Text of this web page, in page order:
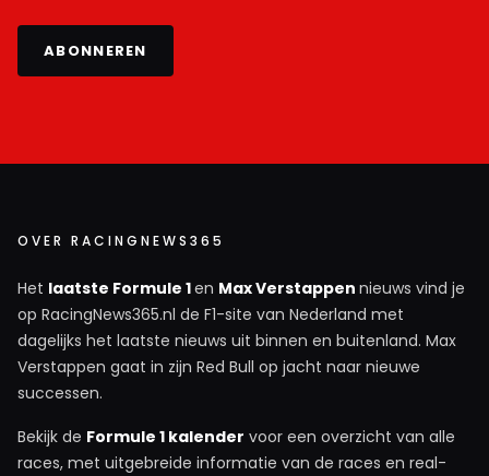
ABONNEREN
OVER RACINGNEWS365
Het laatste Formule 1en Max Verstappen nieuws vind je
op RacingNews365.nl de F1-site van Nederland met
dagelijks het laatste nieuws uit binnen en buitenland. Max
Verstappen gaat in zijn Red Bull op jacht naar nieuwe
successen.
Bekijk de Formule 1 kalender voor een overzicht van alle
races, met uitgebreide informatie van de races en real-